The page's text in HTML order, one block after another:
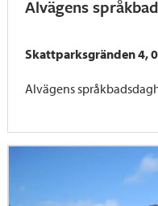
Alvägens
Skattparksgränden 4,
Alvägens